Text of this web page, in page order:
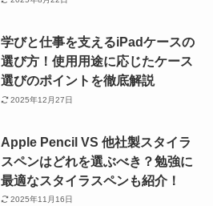
学びと仕事を支えるiPadケースの
選び方！使用用途に応じたケース
選びのポイントを徹底解説
2025年12月27日
Apple Pencil VS 他社製スタイラ
スペンはどれを選ぶべき？勉強に
最適なスタイラスペンも紹介！
2025年11月16日